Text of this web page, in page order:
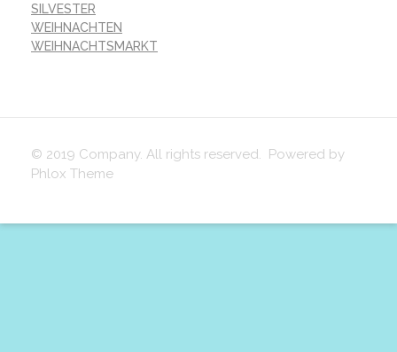
SILVESTER
WEIHNACHTEN
WEIHNACHTSMARKT
© 2019 Company. All rights reserved. Powered by
Phlox Theme